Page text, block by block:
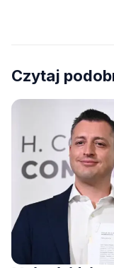
Czytaj